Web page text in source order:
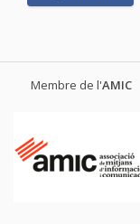
Membre de l'AMIC